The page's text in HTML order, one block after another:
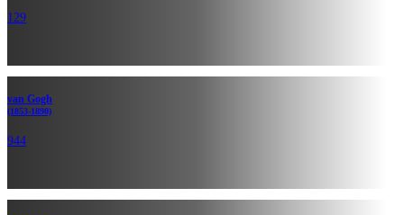
129
van Gogh
(1853-1890)
944